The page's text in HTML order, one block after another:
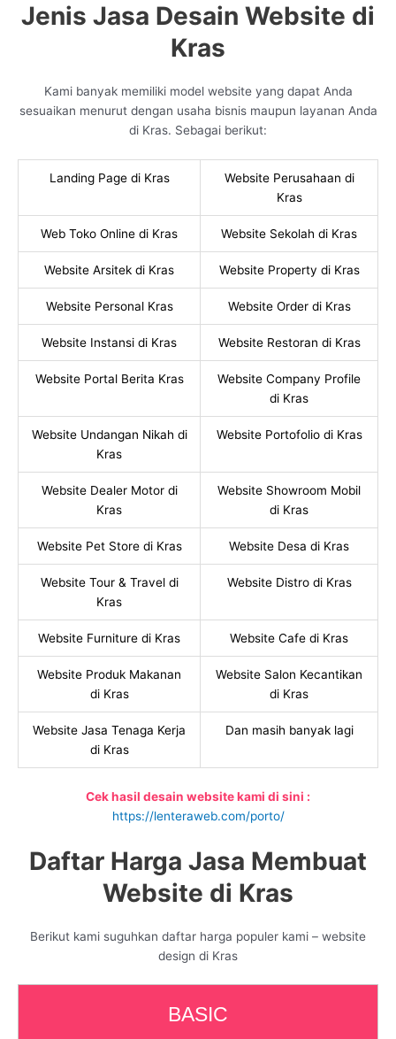
Jenis Jasa Desain Website di
Kras
Kami banyak memiliki model website yang dapat Anda
sesuaikan menurut dengan usaha bisnis maupun layanan Anda
di Kras. Sebagai berikut:
Landing Page di Kras
Website Perusahaan di
Kras
Web Toko Online di Kras Website Sekolah di Kras
Website Arsitek di Kras Website Property di Kras
Website Personal Kras Website Order di Kras
Website Instansi di Kras Website Restoran di Kras
Website Portal Berita Kras
Website Company Profile
di Kras
Website Undangan Nikah di
Kras
Website Portofolio di Kras
Website Dealer Motor di
Kras
Website Showroom Mobil
di Kras
Website Pet Store di Kras Website Desa di Kras
Website Tour & Travel di
Kras
Website Distro di Kras
Website Furniture di Kras Website Cafe di Kras
Website Produk Makanan
di Kras
Website Salon Kecantikan
di Kras
Website Jasa Tenaga Kerja
di Kras
Dan masih banyak lagi
Cek hasil desain website kami di sini :
https://lenteraweb.com/porto/
Daftar Harga Jasa Membuat
Website di Kras
Berikut kami suguhkan daftar harga populer kami – website
design di Kras
BASIC